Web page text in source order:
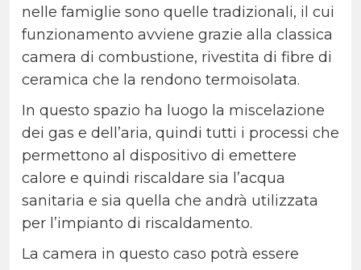
nelle famiglie sono quelle tradizionali, il cui
funzionamento avviene grazie alla classica
camera di combustione, rivestita di fibre di
ceramica che la rendono termoisolata.
In questo spazio ha luogo la miscelazione
dei gas e dell’aria, quindi tutti i processi che
permettono al dispositivo di emettere
calore e quindi riscaldare sia l’acqua
sanitaria e sia quella che andrà utilizzata
per l’impianto di riscaldamento.
La camera in questo caso potrà essere